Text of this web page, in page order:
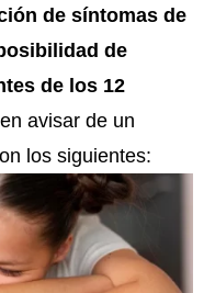
de síntomas de
de
de los 12
avisar de un
los siguientes: